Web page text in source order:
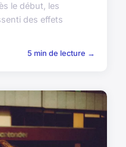
le début, les
des effets
5 min de lecture →